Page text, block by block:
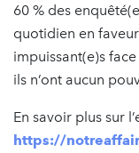
60 % des
quotidien en
impuissant(e)s
ils n’ont aucun
En savoir plus sur
https://